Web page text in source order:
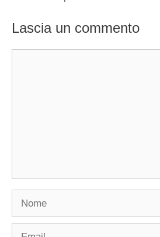
Lascia un commento
Nome
Email